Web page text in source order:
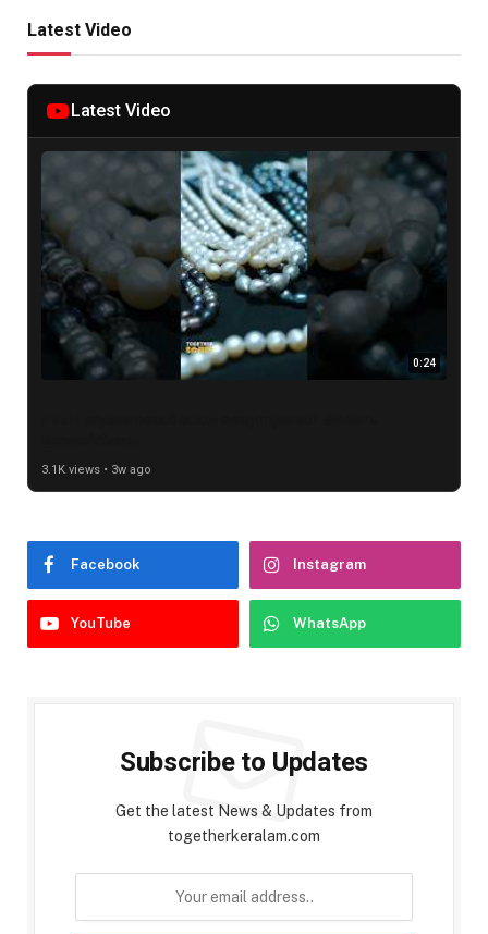
Latest Video
Latest Video
0:24
3.1K views • 3w ago
Facebook Instagram
YouTube WhatsApp
Subscribe to Updates
Get the latest News & Updates from
togetherkeralam.com